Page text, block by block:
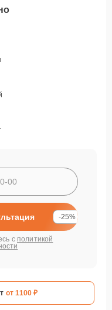
-25%
с политикой
от 1100 ₽